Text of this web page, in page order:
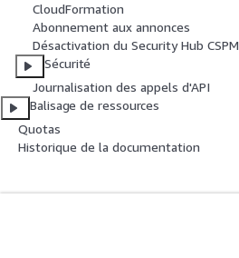
CloudFormation
Abonnement aux annonces
Désactivation du Security Hub CSPM
Sécurité
Journalisation des appels d'API
Balisage de ressources
Quotas
Historique de la documentation